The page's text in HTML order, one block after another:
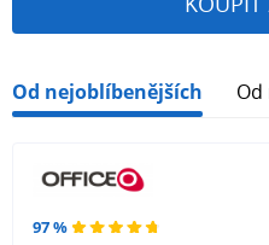
Od nejoblíbenějších Od
97 %